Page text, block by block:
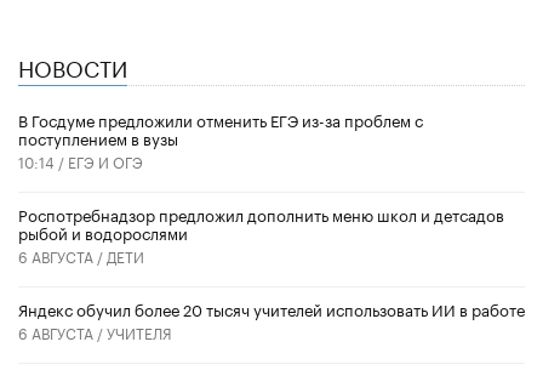
НОВОСТИ
В Госдуме предложили отменить ЕГЭ из-за проблем с
поступлением в вузы
10:14 / ЕГЭ И ОГЭ
Роспотребнадзор предложил дополнить меню школ и детсадов
рыбой и водорослями
6 АВГУСТА / ДЕТИ
​Яндекс обучил более 20 тысяч учителей использовать ИИ в работе
6 АВГУСТА /УЧИТЕЛЯ